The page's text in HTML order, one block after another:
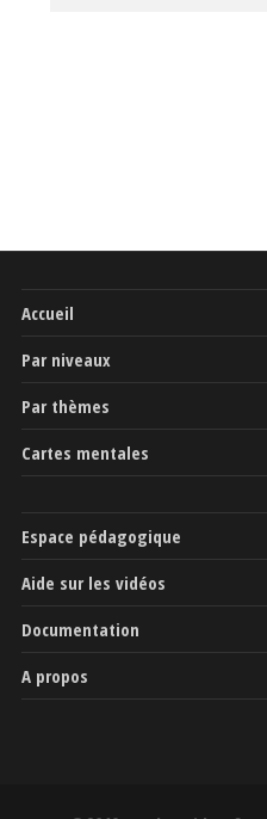
Accueil
Par niveaux
Par thèmes
Cartes mentales
Espace pédagogique
Aide sur les vidéos
Documentation
A propos